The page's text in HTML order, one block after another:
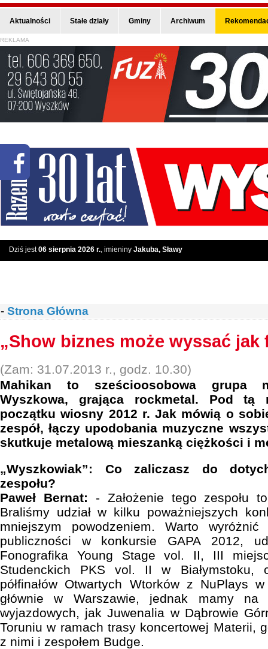
Aktualności Stałe działy Gminy Archiwum
REKLAMA
Dziś jest06 sierpnia 2026 r., imieniny Jakuba, Sławy
- Strona Główna
„Show biznes może wyssać jak
(Zam: 31.07.2013 r., godz. 10.30)
Mahikan to sześcioosobowa grupa
Wyszkowa, grająca rockmetal. Pod tą
początku wiosny 2012 r. Jak mówią o
zespół, łączy upodobania muzyczne
skutkuje metalową mieszanką ciężkości i
„Wyszkowiak”: Co zaliczasz do
zespołu?
Paweł Bernat: - Założenie tego zespołu
Braliśmy udział w kilku poważniejszych
mniejszym powodzeniem. Warto
publiczności w konkursie GAPA 2012,
Fonografika Young Stage vol. II, III
Studenckich PKS vol. II w Białymstoku,
półfinałów Otwartych Wtorków z NuPlays
głównie w Warszawie, jednak mamy na
wyjazdowych, jak Juwenalia w Dąbrowie
Toruniu w ramach trasy koncertowej Materii,
z nimi i zespołem Budge.